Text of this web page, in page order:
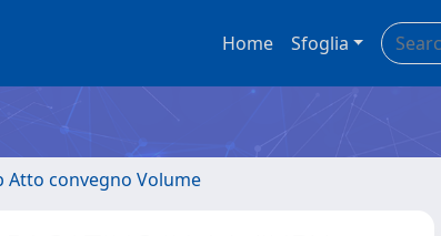
Home Sfoglia
Atto convegno Volume